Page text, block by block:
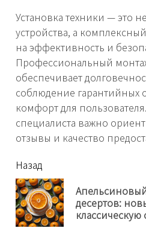
Установка техники — это
устройства, а
на эффективность и
Профессиональный
обеспечивает
соблюдение гарантийных
комфорт для
специалиста важно
отзывы и качество
читать
еще
Назад
десертов:
классическую